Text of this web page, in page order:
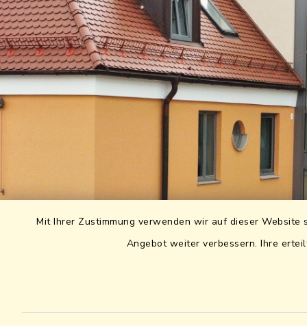
Mit Ihrer Zustimmung verwenden wir auf dieser
Angebot weiter verbessern. Ihre